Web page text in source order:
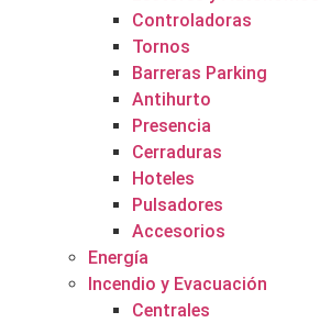
Controladoras
Tornos
Barreras Parking
Antihurto
Presencia
Cerraduras
Hoteles
Pulsadores
Accesorios
Energía
Incendio y Evacuación
Centrales